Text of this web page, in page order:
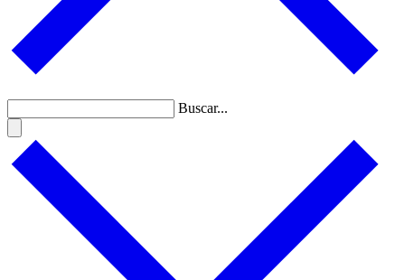
Buscar...